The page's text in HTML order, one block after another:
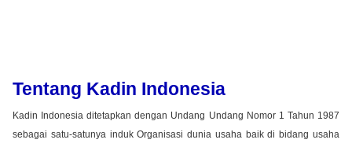
Tentang Kadin Indonesia
Kadin Indonesia ditetapkan dengan Undang Undang Nomor 1 Tahun 1987
sebagai satu-satunya induk Organisasi dunia usaha baik di bidang usaha